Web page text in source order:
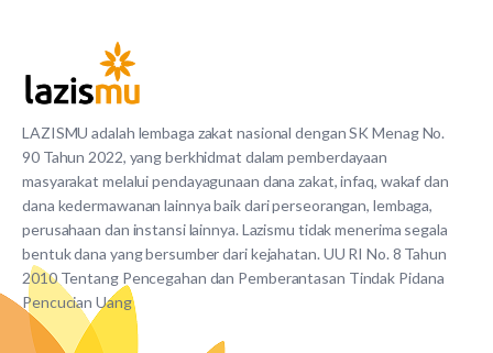
LAZISMU adalah lembaga zakat nasional dengan SK Menag No.
90 Tahun 2022, yang berkhidmat dalam pemberdayaan
masyarakat melalui pendayagunaan dana zakat, infaq, wakaf dan
dana kedermawanan lainnya baik dari perseorangan, lembaga,
perusahaan dan instansi lainnya. Lazismu tidak menerima segala
bentuk dana yang bersumber dari kejahatan. UU RI No. 8 Tahun
2010 Tentang Pencegahan dan Pemberantasan Tindak Pidana
Pencucian Uang